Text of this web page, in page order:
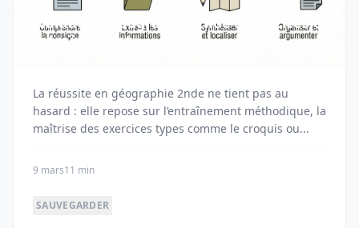
Évaluation géographie 2nde : exercices et
entraînement
La réussite en géographie 2nde ne tient pas au
hasard : elle repose sur l’entraînement méthodique, la
maîtrise des exercices types comme le croquis ou...
9 mars11 min
SAUVEGARDER